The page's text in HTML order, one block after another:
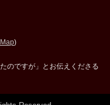
)
のですが」とお伝えくださる